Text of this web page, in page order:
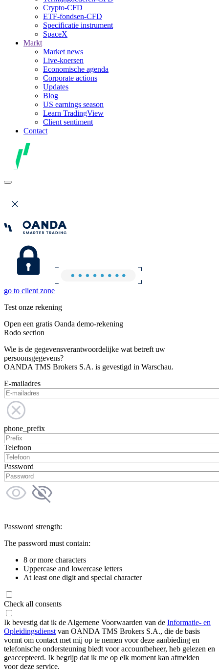
Crypto-CFD
ETF-fondsen-CFD
Specificatie instrument
SpaceX
Markt
Market news
Live-koersen
Economische agenda
Corporate actions
Updates
Blog
US earnings season
Learn TradingView
Client sentiment
Contact
go to client zone
Test onze rekening
Open een gratis Oanda demo-rekening
Rodo section
Wie is de gegevensverantwoordelijke wat betreft uw
persoonsgegevens?
OANDA TMS Brokers S.A. is gevestigd in Warschau.
E-mailadres
phone_prefix
Telefoon
Password
Password strength:
The password must contain:
8 or more characters
Uppercase and lowercase letters
At least one digit and special character
Check all consents
Ik bevestig dat ik de Algemene Voorwaarden van de Informatie- en
Opleidingsdienst van OANDA TMS Brokers S.A., die de basis
vormt om contact met mij op te nemen voor deze aanbieding en
telefonische ondersteuning biedt voor accountbeheer, heb gelezen en
geaccepteerd. Ik begrijp dat ik me op elk moment kan afmelden
voor deze service.